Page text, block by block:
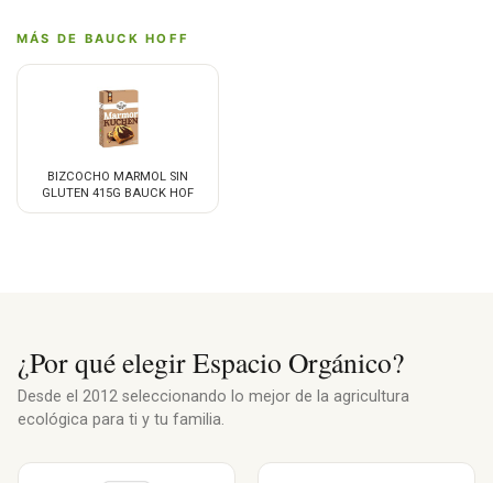
MÁS DE BAUCK HOFF
BIZCOCHO MARMOL SIN
GLUTEN 415G BAUCK HOF
¿Por qué elegir Espacio Orgánico?
Desde el 2012 seleccionando lo mejor de la agricultura
ecológica para ti y tu familia.